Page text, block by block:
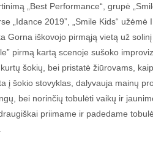
„Best Performance“, grupė
2019”, „Smile Kids“ užėmė
Gorna iškovojo pirmąją vietą už solinį
pirmą kartą scenoje sušoko
šokių, bei pristatė žiūrovams,
stovyklas, dalyvauja mainų
bei norinčių tobulėti vaikų ir
priimame ir padedame